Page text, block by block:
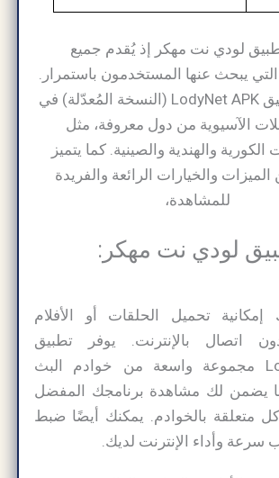
لودي نت مهكر إذ يُقدم جميع
يبحث عنها المستخدمون باستمرار.
يتخصص تطبيق LodyNet APK (النسخة المُعدّلة) في
الآسيوية من دول معروفة، مثل
والهندية والصينية. كما يتميز
الميزات والخيارات الرائعة والفريدة
للمشاهدة،
لودي نت مهكر:
تحميل الحلقات أو الأفلام
اتصال بالإنترنت. يوفر تطبيق
LodyNet APK مجموعة واسعة من خوادم البث
يضمن لك مشاهدة برنامجك المفضل
متعلقة بالخوادم. يمكنك أيضًا ضبط
سرعة وأداء الإنترنت لديك.